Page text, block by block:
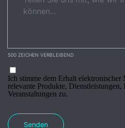
500 ZEICHEN VERBLEIBEND
Ich stimme dem Erhalt
relevante Produkte,
Veranstaltungen zu.
Senden